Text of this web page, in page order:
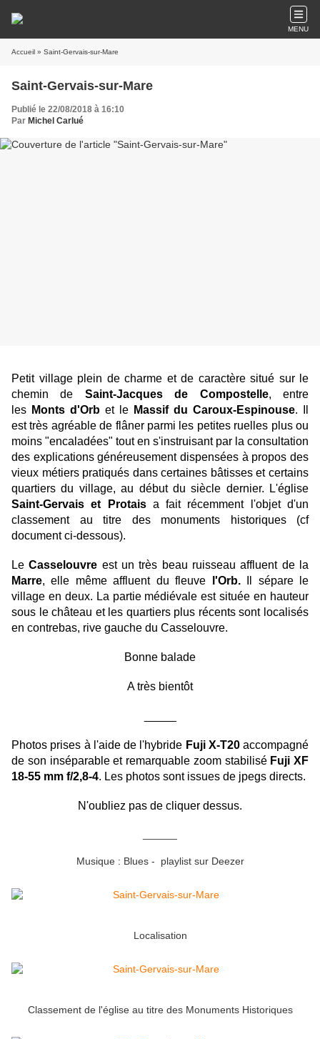
MENU
Accueil » Saint-Gervais-sur-Mare
Saint-Gervais-sur-Mare
Publié le 22/08/2018 à 16:10
Par Michel Carlué
Petit village plein de charme et de caractère situé sur le
chemin de Saint-Jacques de Compostelle, entre
les Monts d'Orb et le Massif du Caroux-Espinouse. Il
est très agréable de flâner parmi les petites ruelles plus ou
moins "encaladées" tout en s'instruisant par la consultation
des explications généreusement dispensées à propos des
vieux métiers pratiqués dans certaines bâtisses et certains
quartiers du village, au début du siècle dernier. L'église
Saint-Gervais et Protaisa fait récemment l'objet d'un
classement au titre des monuments historiques (cf
document ci-dessous).
LeCasselouvre est un très beau ruisseau affluent de la
Marre, elle même affluent du fleuve l'Orb.Il sépare le
village en deux. La partie médiévale est située en hauteur
sous le château et les quartiers plus récents sont localisés
en contrebas, rive gauche du Casselouvre.
Bonne balade
A très bientôt
Photos prises à l'aide de l'hybride Fuji X-T20accompagné
de son inséparable et remarquable zoom stabiliséFuji XF
18-55 mm f/2,8-4. Les photos sont issues de jpegs directs.
N'oubliez pas de cliquer dessus.
Musique : Blues - playlist sur Deezer
Localisation
Classement de l'église au titre des Monuments Historiques